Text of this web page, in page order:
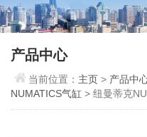
产品中心
当前位置： 主页> 产品中
NUMATICS气缸 > 纽曼蒂克